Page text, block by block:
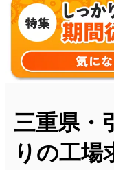
三重県・
りの工場